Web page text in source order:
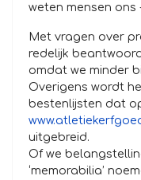
weten mensen ons
Met vragen over
redelijk
omdat we minder
Overigens wordt
bestenlijsten dat
uitgebreid.
Of we
‘memorabilia’